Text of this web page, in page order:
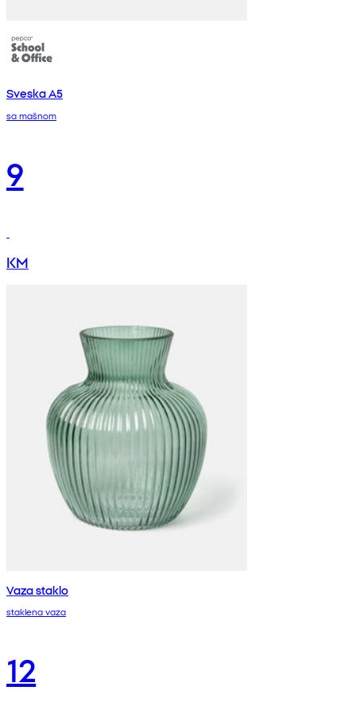
Sveska A5
sa mašnom
9
KM
Vaza staklo
staklena vaza
12